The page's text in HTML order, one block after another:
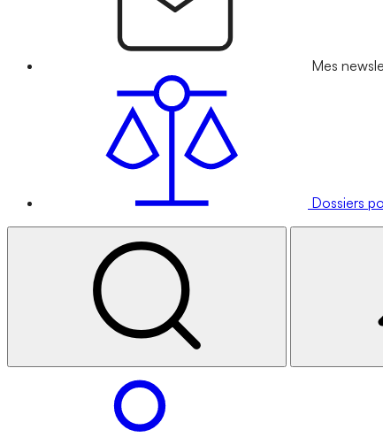
Mes
Dossiers